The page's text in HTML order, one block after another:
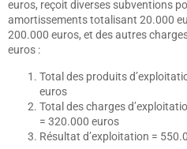
euros, reçoit diverses subventions
amortissements totalisant 20.000
200.000 euros, et des autres
euros :
Total des produits
euros
Total des charges
= 320.000 euros
Résultat d’exploitation =